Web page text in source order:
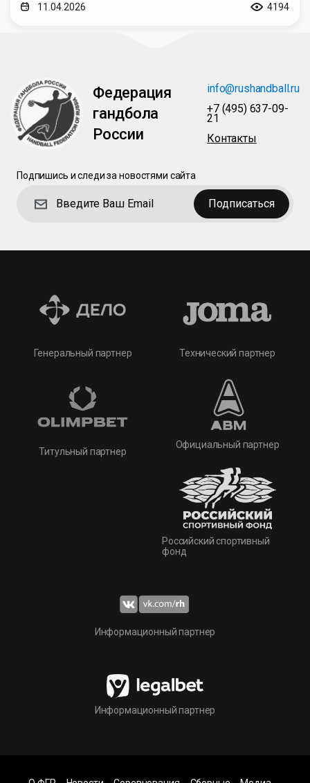
11.04.2026 4194
Федерация
гандбола
России
info@rushandball.ru
+7 (495) 637-09-
21
Контакты
Подпишись и следи за новостями сайта
Подписаться
Генеральный партнер
Титульный партнер
Технический партнер
Официальный партнер
Российский спортивный
фонд
Информационный партнер
Информационный партнер